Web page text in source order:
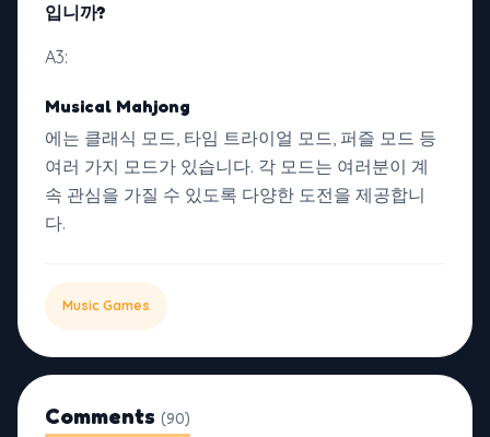
입니까?
A3:
Musical Mahjong
에는 클래식 모드, 타임 트라이얼 모드, 퍼즐 모드 등
여러 가지 모드가 있습니다. 각 모드는 여러분이 계
속 관심을 가질 수 있도록 다양한 도전을 제공합니
다.
Music Games
Comments (90)